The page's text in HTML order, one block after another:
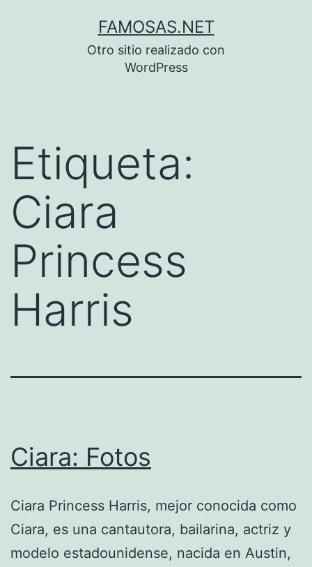
FAMOSAS.NET
Otro sitio realizado con
WordPress
Etiqueta:
Ciara
Princess
Harris
Ciara: Fotos
Ciara Princess Harris, mejor conocida como
Ciara, es una cantautora, bailarina, actriz y
modelo estadounidense, nacida en Austin,